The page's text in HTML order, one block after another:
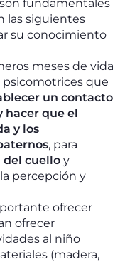
fundamentales
las siguientes
su conocimiento
meses de vida
que
un contacto
hacer que el
y los
, para
del cuello y
percepción y
ofrecer
ofrecer
al niño
(madera,